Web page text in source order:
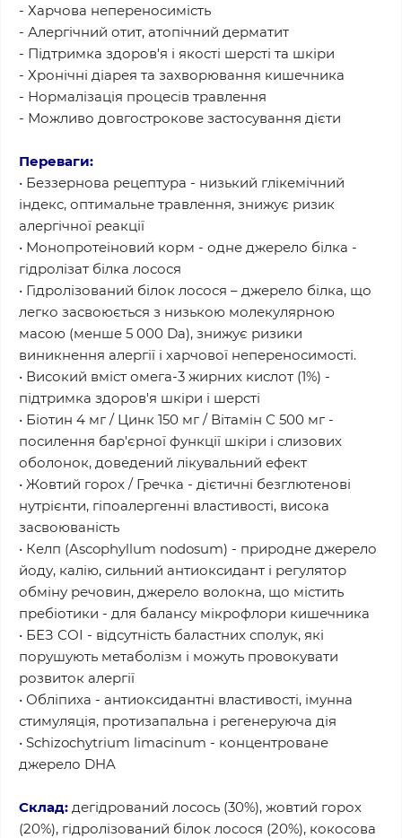
- Харчова непереносимість
- Алергічний отит, атопічний дерматит
- Підтримка здоров'я і якості шерсті та шкіри
- Хронічні діарея та захворювання кишечника
- Нормалізація процесів травлення
- Можливо довгострокове застосування дієти
Переваги:
• Беззернова рецептура - низький глікемічний
індекс, оптимальне травлення, знижує ризик
алергічної реакції
• Монопротеіновий корм - одне джерело білка -
гідролізат білка лосося
• Гідролізований білок лосося – джерело білка, що
легко засвоюється з низькою молекулярною
масою (менше 5 000 Da), знижує ризики
виникнення алергії і харчової непереносимості.
• Високий вміст омега-3 жирних кислот (1%) -
підтримка здоров'я шкіри і шерсті
• Біотин 4 мг / Цинк 150 мг / Вітамін С 500 мг -
посилення бар'єрної функції шкіри і слизових
оболонок, доведений лікувальний ефект
• Жовтий горох / Гречка - дієтичні безглютенові
нутрієнти, гіпоалергенні властивості, висока
засвоюваність
• Келп (Ascophyllum nodosum) - природне джерело
йоду, калію, сильний антиоксидант і регулятор
обміну речовин, джерело волокна, що містить
пребіотики - для балансу мікрофлори кишечника
• БЕЗ СОІ - відсутність баластних сполук, які
порушують метаболізм і можуть провокувати
розвиток алергії
• Обліпиха - антиоксидантні властивості, імунна
стимуляція, протизапальна і регенеруюча дія
• Schizochytrium limacinum - концентроване
джерело DHA
Склад: дегідрований лосось (30%), жовтий горох
(20%), гідролізований білок лосося (20%), кокосова